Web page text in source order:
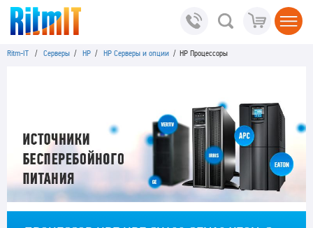
Ritm-IT / Серверы / HP / HP Серверы и опции / HP Процессоры